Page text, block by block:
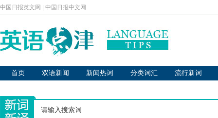
中国日报英文网 中国日报中文网
首页 双语新闻 新闻热词 分类词汇 流行新词